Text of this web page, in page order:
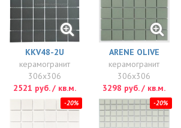
KKV48-2U
керамогранит
306x306
2521 руб. / кв.м.
ARENE OLIVE
керамогранит
306x306
3298 руб. / кв.м.
-20% -20%